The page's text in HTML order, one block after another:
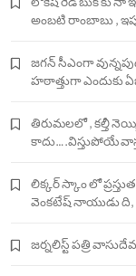
అంబటి రాంబాబు ,
జగన్ సీఎంగా
హఠాత్తుగా ఎందుకు
తిరుమలలో , కల్తీ
కాదు….విస్తుపోయే
లిక్కర్ స్కాం లో
వెంకటేష్ నాయుడు ది,
జర్నలిస్ట్ పత్రి